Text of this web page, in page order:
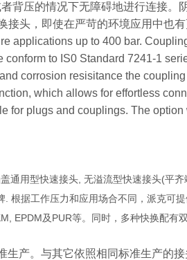
背压的情况下无障碍地进行连接
接头，即使在严苛的环境应用中也
applications up to 400 bar.
to IS0 Standard 7241-1
corrosion resisitance the
which allows for effortless
for plugs and couplings. The
通用型快速接头, 无溢流型快速接头(平
根据工作压力和应用场合不同，派克可
EPDM及PUR等。同时，多种快换配有
生产。与其它依照相同标准生产的